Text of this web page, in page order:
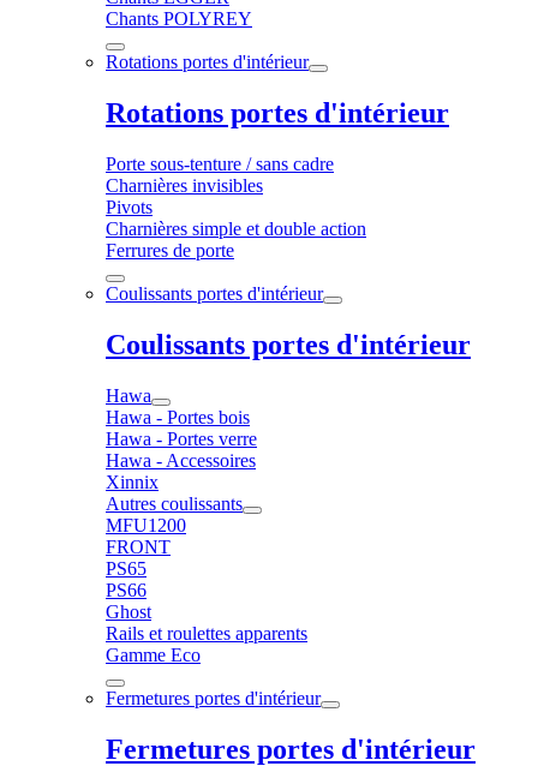
Chants POLYREY
Rotations portes d'intérieur
Rotations portes d'intérieur
Porte sous-tenture / sans cadre
Charnières invisibles
Pivots
Charnières simple et double action
Ferrures de porte
Coulissants portes d'intérieur
Coulissants portes d'intérieur
Hawa
Hawa - Portes bois
Hawa - Portes verre
Hawa - Accessoires
Xinnix
Autres coulissants
MFU1200
FRONT
PS65
PS66
Ghost
Rails et roulettes apparents
Gamme Eco
Fermetures portes d'intérieur
Fermetures portes d'intérieur